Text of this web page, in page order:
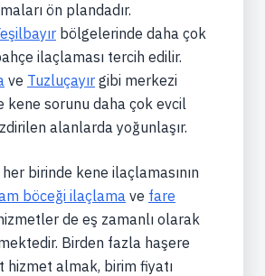
ön plandadır.
bölgelerinde daha çok
ilaçlaması tercih edilir.
ve Tuzluçayır gibi merkezi
kene sorunu daha çok evcil
alanlarda yoğunlaşır.
birinde kene ilaçlamasının
böceği ilaçlama ve fare
de eş zamanlı olarak
Birden fazla haşere
hizmet almak, birim fiyatı